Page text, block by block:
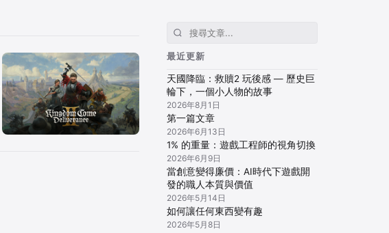
最近更新
天國降臨：救贖2 玩後感 — 歷史巨
輪下，一個小人物的故事
2026年8月1日
第一篇文章
2026年6月13日
1% 的重量：遊戲工程師的視角切換
2026年6月9日
當創意變得廉價：AI時代下遊戲開
發的職人本質與價值
2026年5月14日
如何讓任何東西變有趣
2026年5月8日